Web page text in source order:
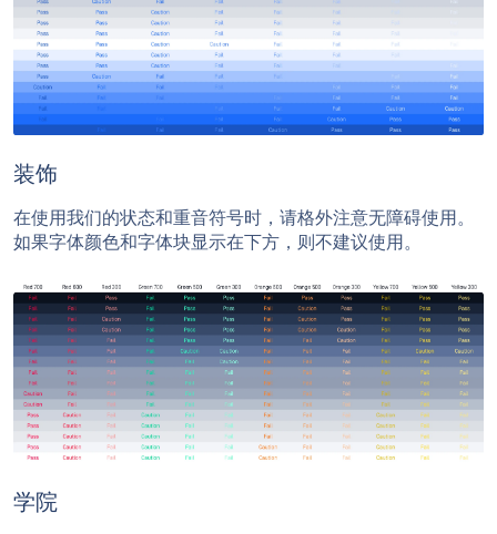
装饰
在使用我们的状态和重音符号时，请格外注意无障碍使用。
如果字体颜色和字体块显示在下方，则不建议使用。
学院